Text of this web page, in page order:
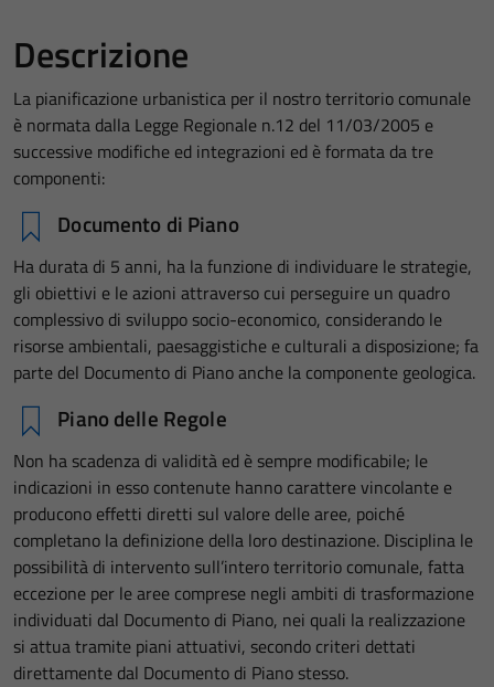
Descrizione
La pianificazione urbanistica per il nostro territorio comunale
è normata dalla Legge Regionale n.12 del 11/03/2005 e
successive modifiche ed integrazioni ed è formata da tre
componenti:
Documento di Piano
Ha durata di 5 anni, ha la funzione di individuare le strategie,
gli obiettivi e le azioni attraverso cui perseguire un quadro
complessivo di sviluppo socio-economico, considerando le
risorse ambientali, paesaggistiche e culturali a disposizione; fa
parte del Documento di Piano anche la componente geologica.
Piano delle Regole
Non ha scadenza di validità ed è sempre modificabile; le
indicazioni in esso contenute hanno carattere vincolante e
producono effetti diretti sul valore delle aree, poiché
completano la definizione della loro destinazione. Disciplina le
possibilità di intervento sull’intero territorio comunale, fatta
eccezione per le aree comprese negli ambiti di trasformazione
individuati dal Documento di Piano, nei quali la realizzazione
si attua tramite piani attuativi, secondo criteri dettati
direttamente dal Documento di Piano stesso.